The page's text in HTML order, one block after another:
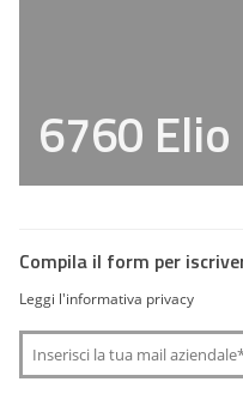
6760
Compila il form per
Leggi l'informativa privacy